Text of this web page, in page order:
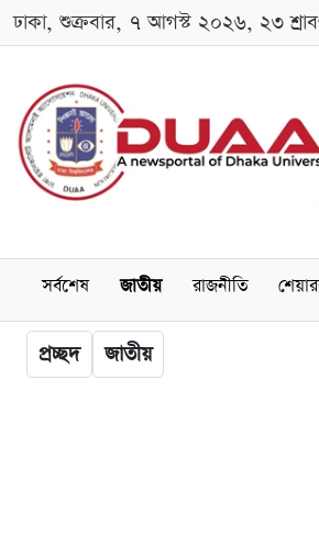
ঢাকা, শুক্রবার, ৭ আগস্ট ২০২৬, ২৩
সর্বশেষ জাতীয় রাজনীতি
প্রচ্ছদ জাতীয়